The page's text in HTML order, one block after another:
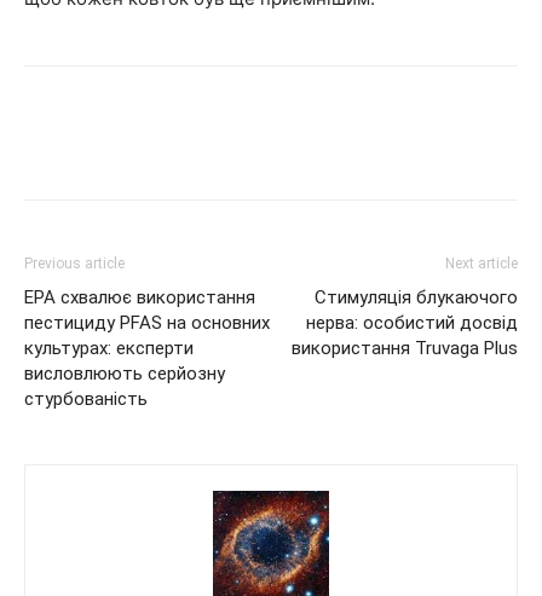
Previous article
EPA схвалює використання
пестициду PFAS на основних
культурах: експерти
висловлюють серйозну
стурбованість
Next article
Стимуляція блукаючого
нерва: особистий досвід
використання Truvaga Plus